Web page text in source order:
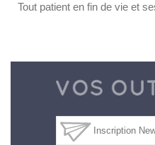
Tout patient en fin de vie et